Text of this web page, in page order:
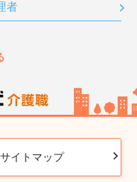
者
サイトマップ